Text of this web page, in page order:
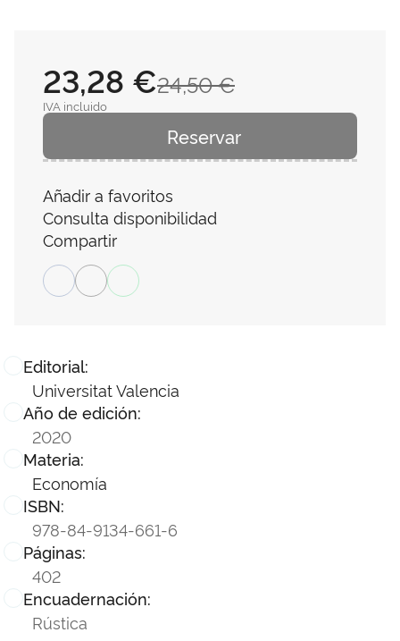
Editorial:
Universitat Valencia
Año de edición:
2020
Materia:
Economía
ISBN:
978-84-9134-661-6
Páginas:
402
Encuadernación:
Rústica
24,50 €
23,28 €
IVA incluido
Reservar
Añadir a favoritos
Consulta disponibilidad
Compartir